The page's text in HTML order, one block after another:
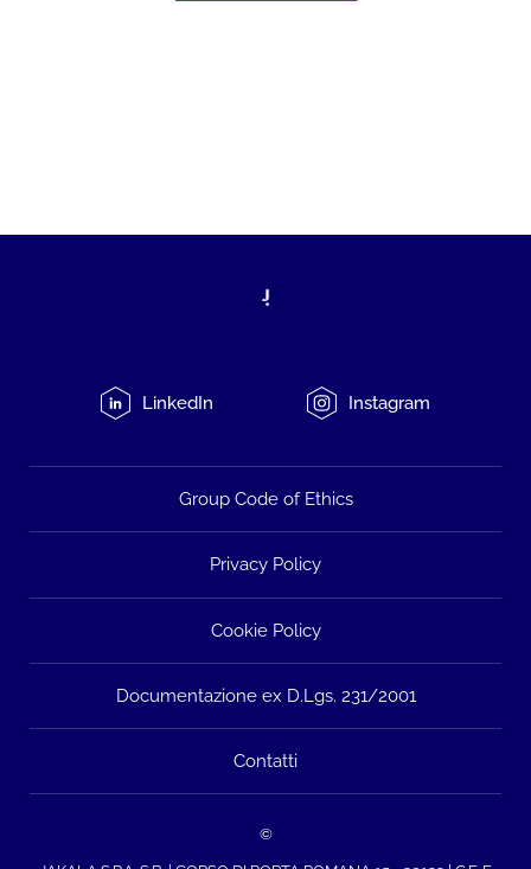
LinkedIn Instagram
Group Code of Ethics
Privacy Policy
Cookie Policy
Documentazione ex D.Lgs. 231/2001
Contatti
©